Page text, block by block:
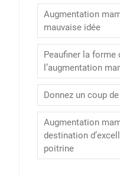
Augmentation
mauvaise idée
Peaufiner la forme
l’augmentation
Donnez un coup
Augmentation
destination
poitrine